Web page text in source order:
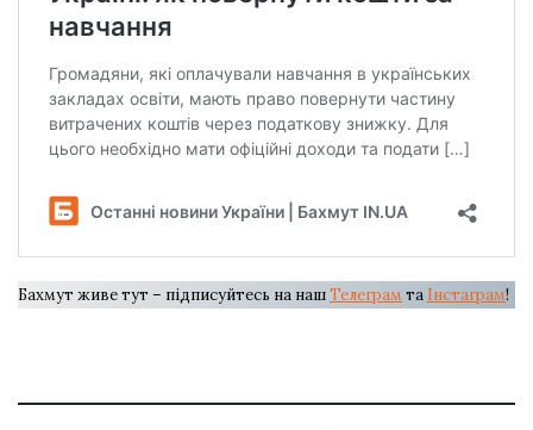
Бахмут живе тут – підписуйтесь на нашТелеграм та Інстаграм!